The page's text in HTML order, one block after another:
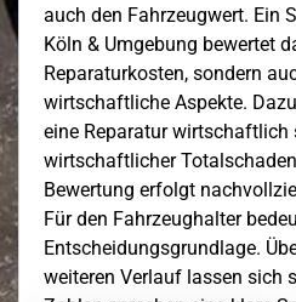
auch den Fahrzeugwert. Ein
Köln & Umgebung bewertet
Reparaturkosten, sondern
wirtschaftliche Aspekte.
eine Reparatur wirtschaftlich
wirtschaftlicher
Bewertung erfolgt
Für den Fahrzeughalter
Entscheidungsgrundlage.
weiteren Verlauf lassen sich